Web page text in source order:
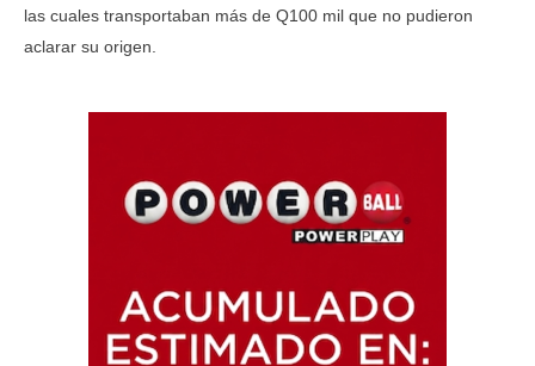
las cuales transportaban más de Q100 mil que no pudieron
aclarar su origen.